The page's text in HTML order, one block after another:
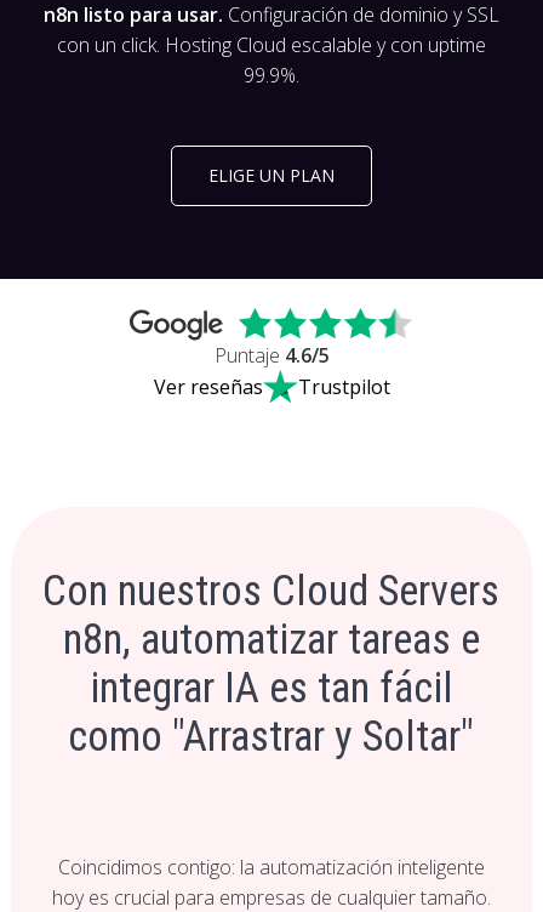
n8n listo para usar. Configuración de dominio y SSL
con un click. Hosting Cloud escalable y con uptime
99.9%.
ELIGE UN PLAN
Puntaje 4.6/5
Ver reseñas
Trustpilot
Con nuestros Cloud Servers
n8n, automatizar tareas e
integrar IA es tan fácil
como "Arrastrar y Soltar"
Coincidimos contigo: la automatización inteligente
hoy es crucial para empresas de cualquier tamaño.